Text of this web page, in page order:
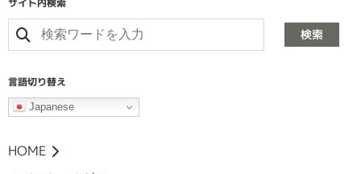
サイト内検索
検索
言語切り替え
Japanese
HOME